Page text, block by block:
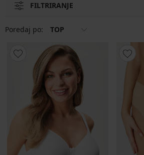
FILTRIRANJE
Poredaj po: TOP